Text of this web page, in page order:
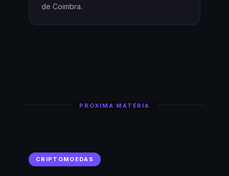
de Coimbra.
PRÓXIMA MATÉRIA
CRIPTOMOEDAS